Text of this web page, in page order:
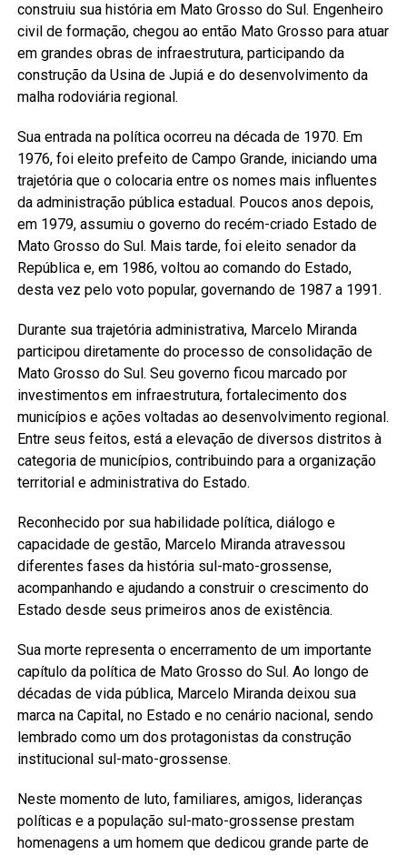
construiu sua história em Mato Grosso do Sul. Engenheiro
civil de formação, chegou ao então Mato Grosso para atuar
em grandes obras de infraestrutura, participando da
construção da Usina de Jupiá e do desenvolvimento da
malha rodoviária regional.
Sua entrada na política ocorreu na década de 1970. Em
1976, foi eleito prefeito de Campo Grande, iniciando uma
trajetória que o colocaria entre os nomes mais influentes
da administração pública estadual. Poucos anos depois,
em 1979, assumiu o governo do recém-criado Estado de
Mato Grosso do Sul. Mais tarde, foi eleito senador da
República e, em 1986, voltou ao comando do Estado,
desta vez pelo voto popular, governando de 1987 a 1991.
Durante sua trajetória administrativa, Marcelo Miranda
participou diretamente do processo de consolidação de
Mato Grosso do Sul. Seu governo ficou marcado por
investimentos em infraestrutura, fortalecimento dos
municípios e ações voltadas ao desenvolvimento regional.
Entre seus feitos, está a elevação de diversos distritos à
categoria de municípios, contribuindo para a organização
territorial e administrativa do Estado.
Reconhecido por sua habilidade política, diálogo e
capacidade de gestão, Marcelo Miranda atravessou
diferentes fases da história sul-mato-grossense,
acompanhando e ajudando a construir o crescimento do
Estado desde seus primeiros anos de existência.
Sua morte representa o encerramento de um importante
capítulo da política de Mato Grosso do Sul. Ao longo de
décadas de vida pública, Marcelo Miranda deixou sua
marca na Capital, no Estado e no cenário nacional, sendo
lembrado como um dos protagonistas da construção
institucional sul-mato-grossense.
Neste momento de luto, familiares, amigos, lideranças
políticas e a população sul-mato-grossense prestam
homenagens a um homem que dedicou grande parte de